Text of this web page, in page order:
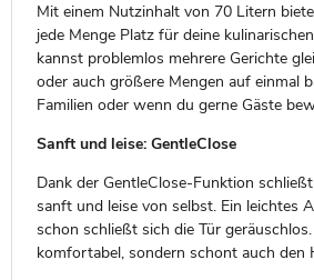
Mit einem Nutzinhalt von 70 Litern
jede Menge Platz für deine
kannst problemlos mehrere Gerichte
oder auch größere Mengen auf einmal
Familien oder wenn du gerne Gäste
Sanft und leise: GentleClose
Dank der GentleClose-Funktion
sanft und leise von selbst. Ein leichtes
schon schließt sich die Tür
komfortabel, sondern schont auch den